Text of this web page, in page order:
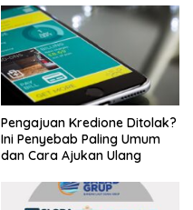
Pengajuan Kredione Ditolak?
Ini Penyebab Paling Umum
dan Cara Ajukan Ulang